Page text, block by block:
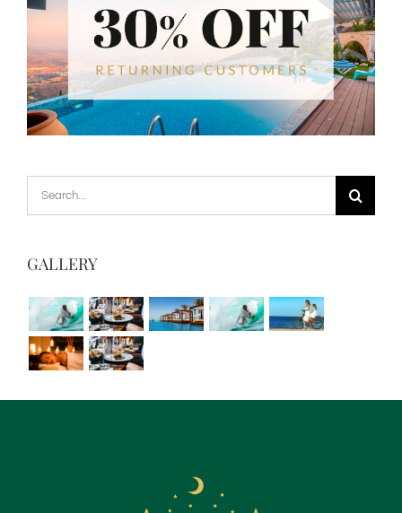
Search
for:
GALLERY